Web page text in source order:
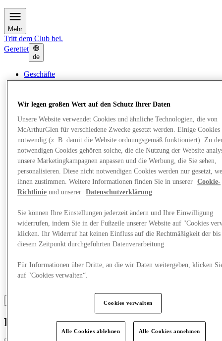
Mehr
Tritt dem Club bei.
Gerettet
de
Geschäfte
Angebote
Was läuft
Essen & Trinken
Geschenkkarten
Dienstleistungen
Mehr
Lindt
Wir legen großen Wert auf den Schutz Ihrer Daten
Unsere Website verwendet Cookies und ähnliche Technologien, die von
McArthurGlen für verschiedene Zwecke gesetzt werden. Einige Cookies
notwendig (z. B. damit die Website ordnungsgemäß funktioniert). Zu
notwendigen Cookies gehören solche, die die Nutzung der Website
unsere Marketingkampagnen anpassen und die Werbung, die Sie sehen,
personalisieren. Diese nicht notwendigen Cookies werden nur gesetzt,
ihnen zustimmen. Weitere Informationen finden Sie in unserer
Cookie-
Richtlinie und unserer Datenschutzerklärung.
Sie können Ihre Einstellungen jederzeit ändern und Ihre Einwilligung
widerrufen, indem Sie in der Fußzeile unserer Website auf "Cookies
klicken. Ihr Widerruf hat keinen Einfluss auf die Rechtmäßigkeit der bis
diesem Zeitpunkt durchgeführten Datenverarbeitung.
Für Informationen über Dritte, an die wir Daten weitergeben, klicken
auf "Cookies verwalten“.
Cookies verwalten
Alle Cookies ablehnen Alle Cookies annehmen